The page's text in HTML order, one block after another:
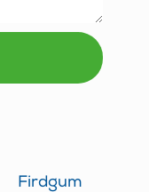
Firdgum